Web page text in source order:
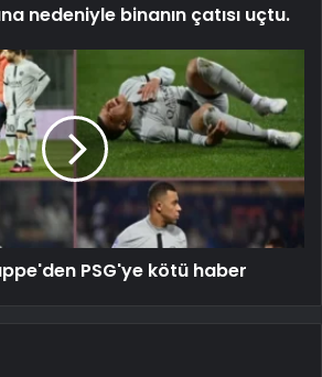
nedeniyle binanın çatısı uçtu.
PSG'ye kötü haber